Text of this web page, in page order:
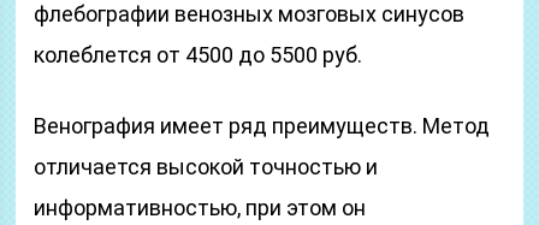
флебографии венозных мозговых синусов
колеблется от 4500 до 5500 руб.
Венография имеет ряд преимуществ. Метод
отличается высокой точностью и
информативностью, при этом он